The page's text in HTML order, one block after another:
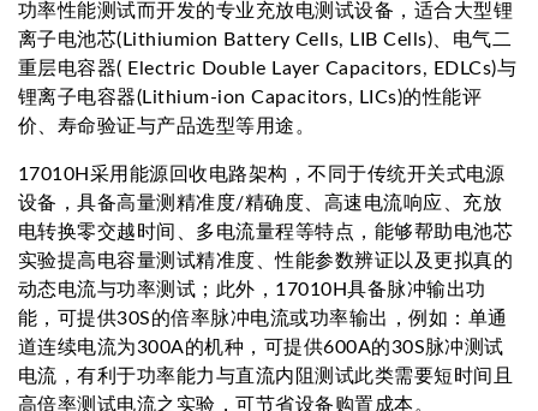
功率性能测试而开发的专业充放电测试设备，适合大型锂
离子电池芯(Lithiumion Battery Cells, LIB Cells)、电气二
重层电容器( Electric Double Layer Capacitors, EDLCs)与
锂离子电容器(Lithium-ion Capacitors, LICs)的性能评
价、寿命验证与产品选型等用途。
17010H采用能源回收电路架构，不同于传统开关式电源
设备，具备高量测精准度/精确度、高速电流响应、充放
电转换零交越时间、多电流量程等特点，能够帮助电池芯
实验提高电容量测试精准度、性能参数辨证以及更拟真的
动态电流与功率测试；此外，17010H具备脉冲输出功
能，可提供30S的倍率脉冲电流或功率输出，例如：单通
道连续电流为300A的机种，可提供600A的30S脉冲测试
电流，有利于功率能力与直流内阻测试此类需要短时间且
高倍率测试电流之实验，可节省设备购置成本。